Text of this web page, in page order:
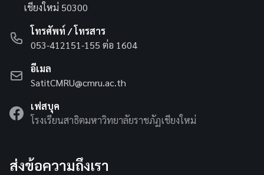
เชียงใหม่ 50300
โทรศัพท์ / โทรสาร
053-412151-155 ต่อ 1604
อีเมล
SatitCMRU@cmru.ac.th
เฟสบุค
โรงเรียนสาธิตมหาวิทยาลัยราชภัฏเชียงใหม่
ส่งข้อความถึงเรา